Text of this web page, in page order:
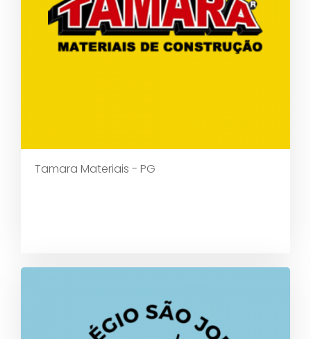
Tamara Materiais - PG